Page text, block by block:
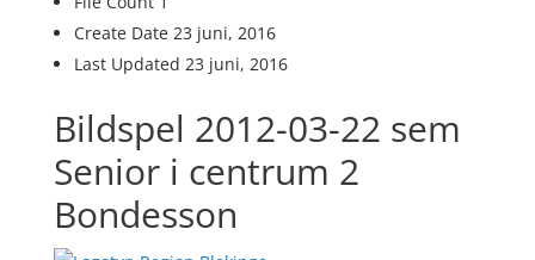
Create Date 23 juni, 2016
Last Updated 23 juni, 2016
Bildspel 2012-03-22 sem
Senior i centrum 2
Bondesson